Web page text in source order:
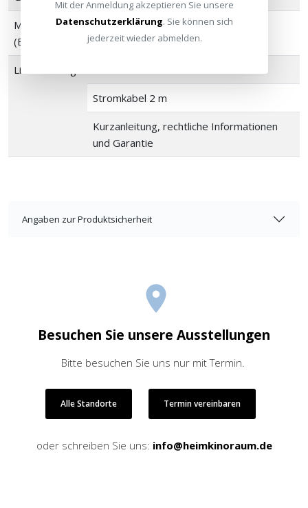
Maße
(BxHxT)
402 x 389 x 158 mm
Lieferumfang
Stromkabel 2 m
Kurzanleitung, rechtliche Informationen
und Garantie
Angaben zur Produktsicherheit
Besuchen Sie unsere Ausstellungen
Bitte besuchen Sie uns nur mit Termin.
Alle Standorte Termin vereinbaren
oder schreiben Sie uns: info@heimkinoraum.de
Mit der Anmeldung akzeptieren Sie unsere
Datenschutzerklärung. Sie können sich
jederzeit wieder abmelden.